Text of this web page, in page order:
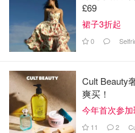
可是在发此文的时候发现一
£69
裙子3折起
0
Cult Beauty
爽买！
今年首次参
11 2